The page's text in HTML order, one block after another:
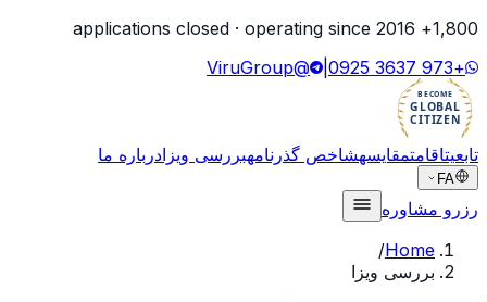
1,800
+ applications closed · operating since
2016
+973 3637 0925
@ViruGroup
BECOME
GLOBAL
CITIZEN
تابعیتاقامتمقایسهشاخص گذرنامهبررسی ویزادرباره ما
FA
رزرو مشاوره
Home
/
بررسی ویزا